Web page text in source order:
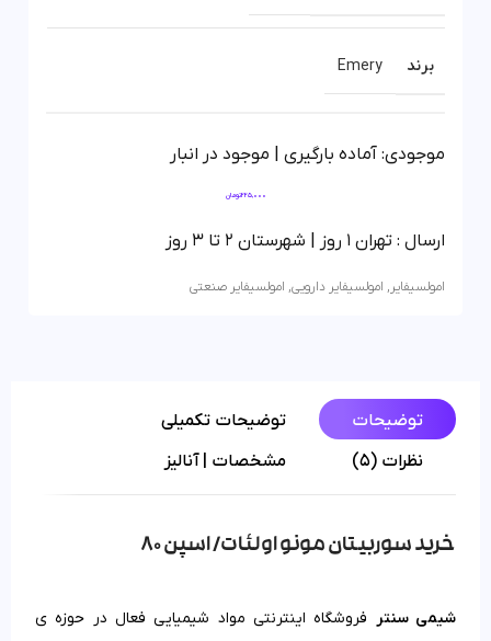
برند Emery
موجودی: آماده بارگیری | موجود در انبار
225,000تومان
ارسال : تهران 1 روز | شهرستان 2 تا 3 روز
امولسیفایر , امولسیفایر دارویی, امولسیفایر صنعتی
توضیحات
توضیحات تکمیلی
نظرات (5)
مشخصات | آنالیز
خرید سوربیتان مونو اولئات/ اسپن 80
شیمی سنتر
فروشگاه اینترنتی مواد شیمیایی فعال در حوزه ی